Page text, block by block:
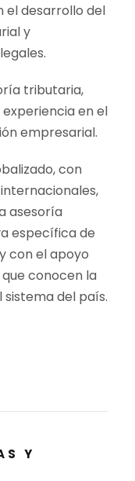
el desarrollo del
y
tributaria,
en el
empresarial.
con
asesoría
específica de
con el apoyo
conocen la
del país.
Y